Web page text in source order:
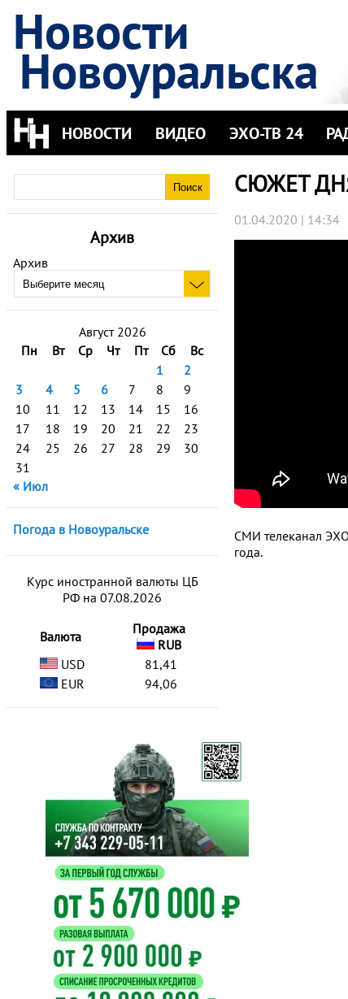
Новости
Новоуральска
НОВОСТИ ВИДЕО ЭХО-ТВ 24
Архив
Архив
Август 2026
Пн
Вт Ср Чт Пт Сб
Вс
1
2
3
4 5 6 7 8
9
10
11 12 13 14 15
16
17
18 19 20 21 22
23
24
25 26 27 28 29
30
31
« Июл
Погода в Новоуральске
Курс иностранной валюты ЦБ
РФ на 07.08.2026
Валюта
Продажа
RUB
USD
81,41
EUR
94,06
СЮЖЕТ
01.04.2020 | 14:34
СМИ телеканал
года.